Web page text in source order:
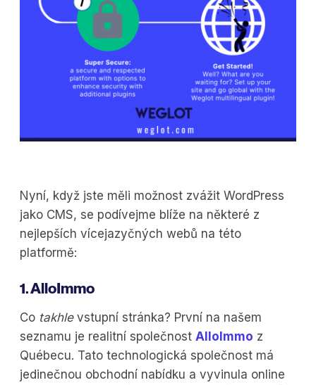
Nyní, když jste měli možnost zvážit WordPress
jako CMS, se podívejme blíže na některé z
nejlepších vícejazyčných webů na této
platformě:
1. AlloImmo
Co takhlevstupní stránka? První na našem
seznamu je realitní společnost AlloImmo z
Québecu. Tato technologická společnost má
jedinečnou obchodní nabídku a vyvinula online